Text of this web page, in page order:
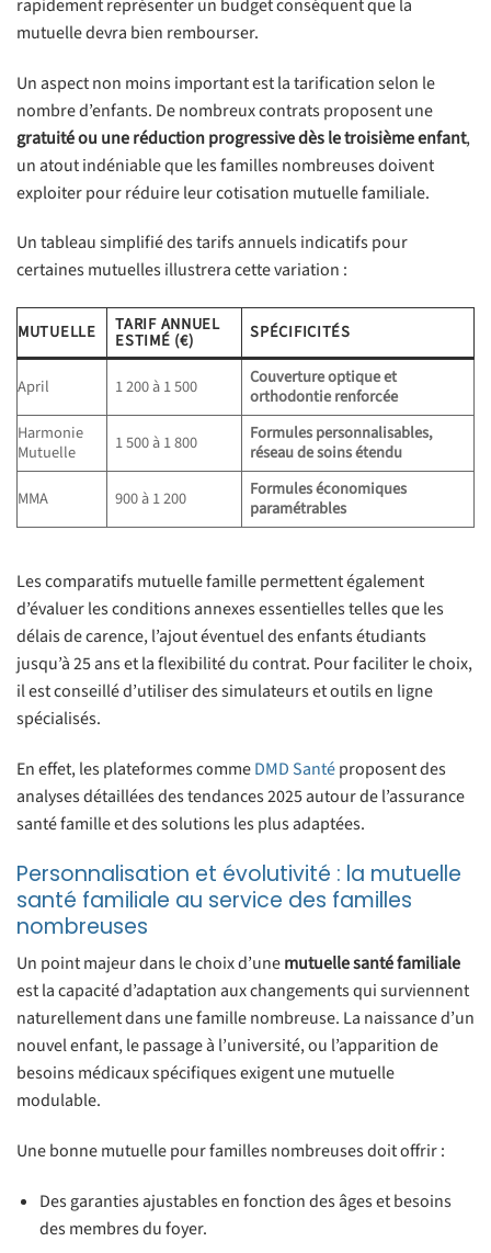
rapidement représenter un budget conséquent que la
mutuelle devra bien rembourser.
Un aspect non moins important est la tarification selon le
nombre d’enfants. De nombreux contrats proposent une
gratuité ou une réduction progressive dès le troisième enfant,
un atout indéniable que les familles nombreuses doivent
exploiter pour réduire leur cotisation mutuelle familiale.
Un tableau simplifié des tarifs annuels indicatifs pour
certaines mutuelles illustrera cette variation :
MUTUELLE TARIF ANNUEL
ESTIMÉ (€) SPÉCIFICITÉS
April 1 200 à 1 500
Couverture optique et
orthodontie renforcée
Harmonie
Mutuelle
1 500 à 1 800
Formules personnalisables,
réseau de soins étendu
MMA
900 à 1 200
Formules économiques
paramétrables
Les comparatifs mutuelle famille permettent également
d’évaluer les conditions annexes essentielles telles que les
délais de carence, l’ajout éventuel des enfants étudiants
jusqu’à 25 ans et la flexibilité du contrat. Pour faciliter le choix,
il est conseillé d’utiliser des simulateurs et outils en ligne
spécialisés.
En effet, les plateformes commeDMD Santéproposent des
analyses détaillées des tendances 2025 autour de l’assurance
santé famille et des solutions les plus adaptées.
Personnalisation et évolutivité : la mutuelle
santé familiale au service des familles
nombreuses
Un point majeur dans le choix d’unemutuelle santé familiale
est la capacité d’adaptation aux changements qui surviennent
naturellement dans une famille nombreuse. La naissance d’un
nouvel enfant, le passage à l’université, ou l’apparition de
besoins médicaux spécifiques exigent une mutuelle
modulable.
Une bonne mutuelle pour familles nombreuses doit offrir :
Des garanties ajustables en fonction des âges et besoins
des membres du foyer.